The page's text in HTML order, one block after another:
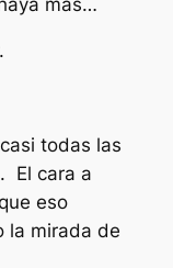
todas las
El cara a
eso
la mirada de